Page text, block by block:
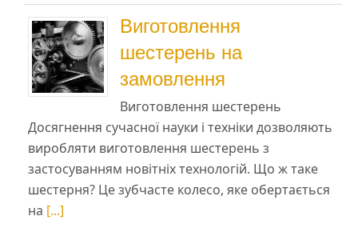
Виготовлення
шестерень на
замовлення
Виготовлення шестерень
Досягнення сучасної науки і техніки дозволяють
виробляти виготовлення шестерень з
застосуванням новітніх технологій. Що ж таке
шестерня? Це зубчасте колесо, яке обертається
на [...]